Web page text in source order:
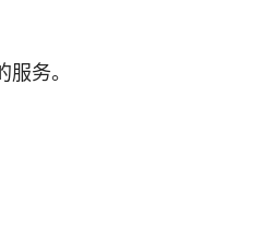
务。